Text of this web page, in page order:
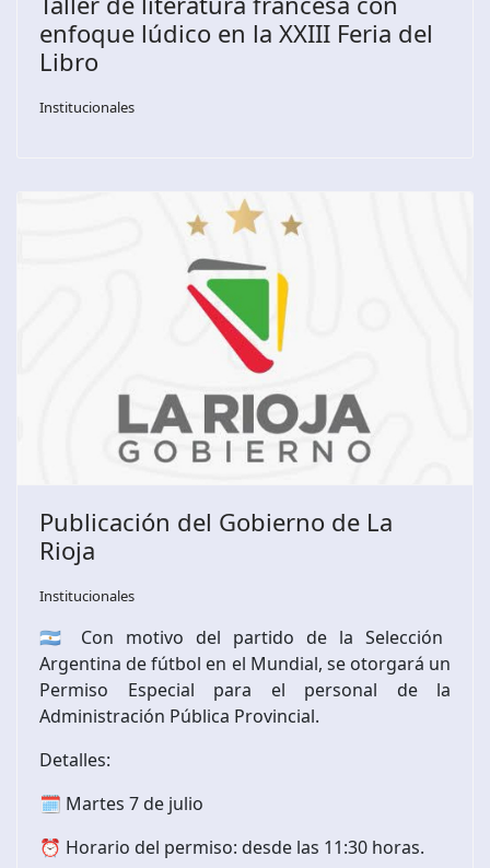
enfoque lúdico en la XXIII Feria del
Libro
Institucionales
Publicación del Gobierno de La
Rioja
Institucionales
🇦🇷 Con motivo del partido de la Selección
Argentina de fútbol en el Mundial, se otorgará un
Permiso Especial para el personal de la
Administración Pública Provincial.
Detalles:
🗓️ Martes 7 de julio
⏰ Horario del permiso: desde las 11:30 horas.